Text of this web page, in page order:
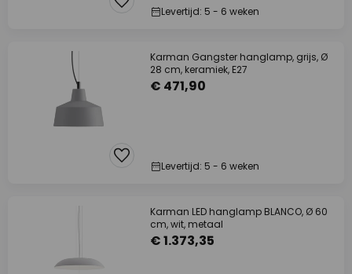
Levertijd: 5 - 6 weken
Karman Gangster hanglamp, grijs, Ø
28 cm, keramiek, E27
€ 471,90
Levertijd: 5 - 6 weken
Karman LED hanglamp BLANCO, Ø 60
cm, wit, metaal
€ 1.373,35